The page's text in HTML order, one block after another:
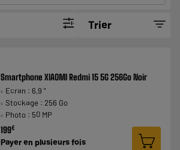
Trier
Smartphone XIAOMI Redmi 15 5G 256Go Noir
Ecran : 6,9 "
Stockage : 256 Go
Photo : 50 MP
199€
Payer en plusieurs fois